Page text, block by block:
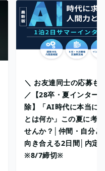
＼ お友達同士の応募も
／【28卒・夏インター
除】「AI時代に本当に
とは何か」この夏に考
せんか？│仲間・自分と
向き合える2日間│内定
※8/7締切※